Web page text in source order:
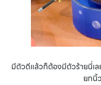
มีตัวดีแล้วก็ต้องมีตัวร้ายนี่เล
ยกนิ้